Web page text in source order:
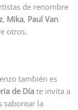
de renombre
, Mika, Paul Van
otros.
también es
de Día te invita a
saborear la